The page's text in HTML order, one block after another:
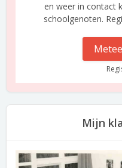
en weer in contact
schoolgenoten.
Mijn